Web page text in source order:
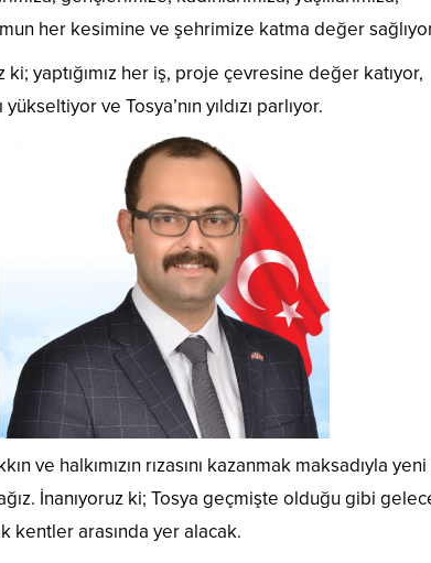
her kesimine ve şehrimize katma değer
ki; yaptığımız her iş, proje çevresine değer katıyor,
yükseltiyor ve Tosya’nın yıldızı parlıyor.
ve halkımızın rızasını kazanmak maksadıyla
İnanıyoruz ki; Tosya geçmişte olduğu gibi
kentler arasında yer alacak.